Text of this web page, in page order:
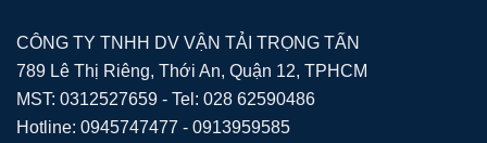
CÔNG TY TNHH DV VẬN TẢI TRỌNG TẤN
789 Lê Thị Riêng, Thới An, Quận 12, TPHCM
MST: 0312527659 - Tel: 028 62590486
Hotline: 0945747477 - 0913959585